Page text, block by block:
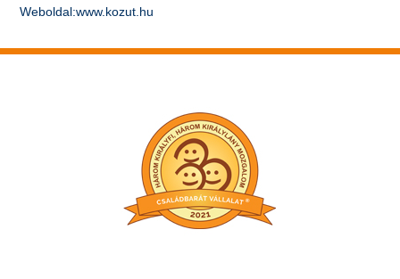
Weboldal:www.kozut.hu